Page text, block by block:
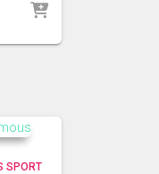
SPORT